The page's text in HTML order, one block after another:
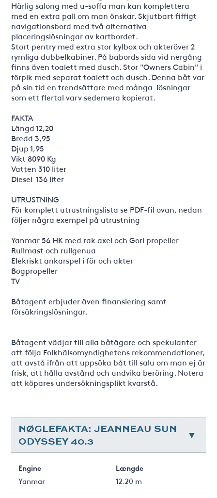
Härlig salong med u-soffa man kan komplettera
med en extra pall om man önskar. Skjutbart fiffigt
navigationsbord med två alternativa
placeringslösningar av kartbordet.
Stort pentry med extra stor kylbox och akteröver 2
rymliga dubbelkabiner. På babords sida vid nergång
finns även toalett med dusch. Stor "Owners Cabin" i
förpik med separat toalett och dusch. Denna båt var
på sin tid en trendsättare med många lösningar
som ett flertal varv sedemera kopierat.
FAKTA
Längd 12,20
Bredd 3,95
Djup 1,95
Vikt 8090 Kg
Vatten 310 liter
Diesel 136 liter
UTRUSTNING
För komplett utrustningslista se PDF-fil ovan, nedan
följer några exempel på utrustning
Yanmar 56 HK med rak axel och Gori propeller
Rullmast och rullgenua
Elekriskt ankarspel i för och akter
Bogpropeller
TV
Båtagent erbjuder även finansiering samt
försäkringslösningar.
Båtagent vädjar till alla båtägare och spekulanter
att följa Folkhälsomyndighetens rekommendationer,
att avstå ifrån att uppsöka båt till salu om man ej är
frisk, att hålla avstånd och undvika beröring. Notera
att köpares undersökningsplikt kvarstå.
NØGLEFAKTA: JEANNEAU SUN
ODYSSEY 40.3
Engine
Yanmar
Længde
12.20 m